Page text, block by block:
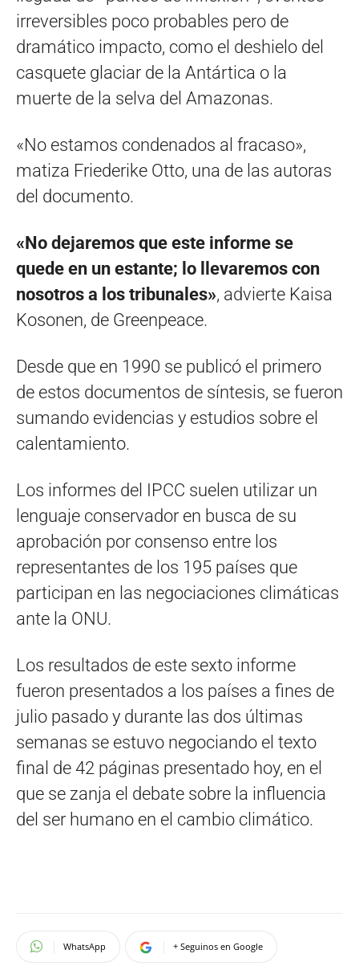
irreversibles poco probables pero de
dramático impacto, como el deshielo del
casquete glaciar de la Antártica o la
muerte de la selva del Amazonas.
«No estamos condenados al fracaso»,
matiza Friederike Otto, una de las autoras
del documento.
«No dejaremos que este informe se
quede en un estante; lo llevaremos con
nosotros a los tribunales», advierte Kaisa
Kosonen, de Greenpeace.
Desde que en 1990 se publicó el primero
de estos documentos de síntesis, se fueron
sumando evidencias y estudios sobre el
calentamiento.
Los informes del IPCC suelen utilizar un
lenguaje conservador en busca de su
aprobación por consenso entre los
representantes de los 195 países que
participan en las negociaciones climáticas
ante la ONU.
Los resultados de este sexto informe
fueron presentados a los países a fines de
julio pasado y durante las dos últimas
semanas se estuvo negociando el texto
final de 42 páginas presentado hoy, en el
que se zanja el debate sobre la influencia
del ser humano en el cambio climático.
WhatsApp + Seguinos en Google